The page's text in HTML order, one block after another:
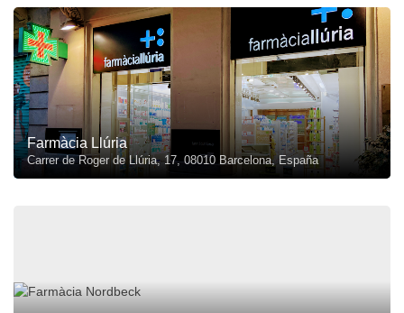
Farmàcia Llúria
Carrer de Roger de Llúria, 17, 08010 Barcelona, España